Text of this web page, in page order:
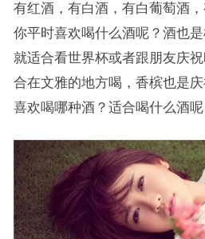
有红酒，有白酒，有白葡萄酒
你平时喜欢喝什么酒呢？酒也
就适合看世界杯或者跟朋友庆
合在文雅的地方喝，香槟也是
喜欢喝哪种酒？适合喝什么酒呢